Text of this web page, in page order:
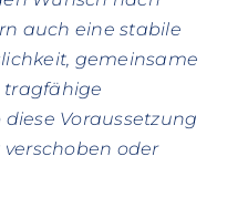
auch eine stabile
gemeinsame
tragfähige
Voraussetzung
oder